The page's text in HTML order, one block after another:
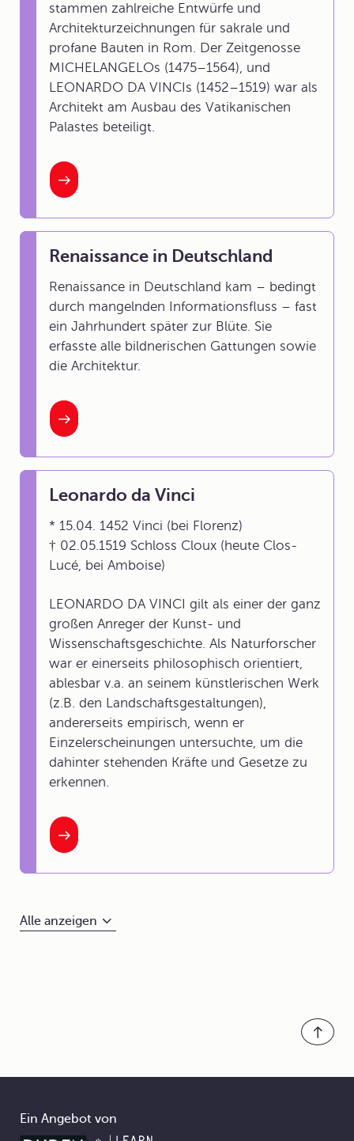
stammen zahlreiche Entwürfe und
Architekturzeichnungen für sakrale und
profane Bauten in Rom. Der Zeitgenosse
MICHELANGELOs (1475–1564), und
LEONARDO DA VINCIs (1452–1519) war als
Architekt am Ausbau des Vatikanischen
Palastes beteiligt.
Renaissance in Deutschland
Renaissance in Deutschland kam – bedingt
durch mangelnden Informationsfluss – fast
ein Jahrhundert später zur Blüte. Sie
erfasste alle bildnerischen Gattungen sowie
die Architektur.
Leonardo da Vinci
* 15.04. 1452 Vinci (bei Florenz)
† 02.05.1519 Schloss Cloux (heute Clos-
Lucé, bei Amboise)
LEONARDO DA VINCI gilt als einer der ganz
großen Anreger der Kunst- und
Wissenschaftsgeschichte. Als Naturforscher
war er einerseits philosophisch orientiert,
ablesbar v.a. an seinem künstlerischen Werk
(z.B. den Landschaftsgestaltungen),
andererseits empirisch, wenn er
Einzelerscheinungen untersuchte, um die
dahinter stehenden Kräfte und Gesetze zu
erkennen.
Alle anzeigen
Ein Angebot von